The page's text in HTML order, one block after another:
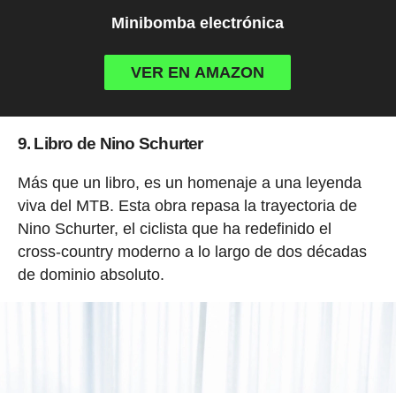
Minibomba electrónica
VER EN AMAZON
9. Libro de Nino Schurter
Más que un libro, es un homenaje a una leyenda
viva del MTB. Esta obra repasa la trayectoria de
Nino Schurter, el ciclista que ha redefinido el
cross-country moderno a lo largo de dos décadas
de dominio absoluto.